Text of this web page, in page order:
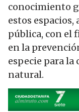
conocimiento
estos
pública, con el
en la
especie para
natural.